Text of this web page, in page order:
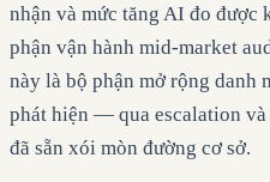
nhận và mức tăng AI đo được
phận vận hành mid-market
này là bộ phận mở rộng danh
phát hiện — qua escalation
đã sẵn xói mòn đường cơ sở.